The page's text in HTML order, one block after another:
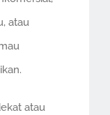
atau
atau